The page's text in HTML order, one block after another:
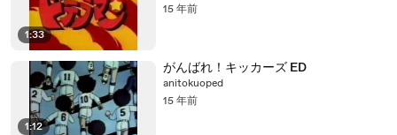
1:33
15 年前
1:12
がんばれ！キッカーズ ED
anitokuoped
15 年前